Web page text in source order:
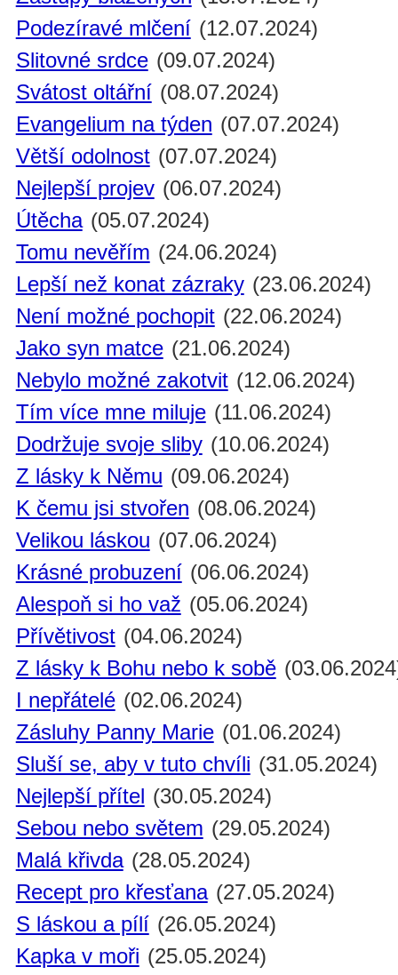
Podezíravé mlčení (12.07.2024)
Slitovné srdce (09.07.2024)
Svátost oltářní (08.07.2024)
Evangelium na týden (07.07.2024)
Větší odolnost (07.07.2024)
Nejlepší projev (06.07.2024)
Útěcha (05.07.2024)
Tomu nevěřím (24.06.2024)
Lepší než konat zázraky (23.06.2024)
Není možné pochopit (22.06.2024)
Jako syn matce (21.06.2024)
Nebylo možné zakotvit (12.06.2024)
Tím více mne miluje (11.06.2024)
Dodržuje svoje sliby (10.06.2024)
Z lásky k Němu (09.06.2024)
K čemu jsi stvořen (08.06.2024)
Velikou láskou (07.06.2024)
Krásné probuzení (06.06.2024)
Alespoň si ho važ (05.06.2024)
Přívětivost (04.06.2024)
Z lásky k Bohu nebo k sobě
I nepřátelé (02.06.2024)
Zásluhy Panny Marie (01.06.2024)
Sluší se, aby v tuto chvíli (31.05.2024)
Nejlepší přítel (30.05.2024)
Sebou nebo světem (29.05.2024)
Malá křivda (28.05.2024)
Recept pro křesťana (27.05.2024)
S láskou a pílí (26.05.2024)
Kapka v moři (25.05.2024)